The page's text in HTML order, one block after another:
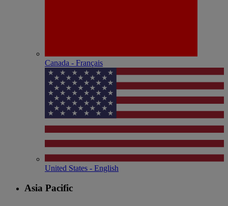
Canada - Français
United States - English
Asia Pacific